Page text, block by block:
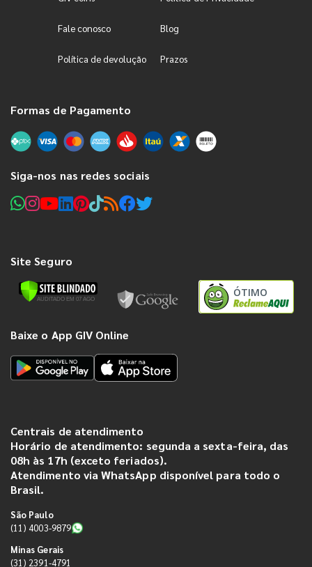
Fale conosco Blog
Política de devolução Prazos
Formas de Pagamento
Siga-nos nas redes sociais
Site Seguro
ÓTIMO
Baixe o App GIV Online
Centrais de atendimento
Horário de atendimento: segunda a sexta-feira, das
08h às 17h (exceto feriados).
Atendimento via WhatsApp disponível para todo o
Brasil.
São Paulo
(11) 4003-9879
Minas Gerais
(31) 2391-4791